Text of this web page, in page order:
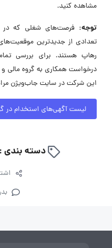
مشاهده کنید.
توجه: فرصت‌های شغلی که در
تعدادی از جدیدترین
رهاپ هستند. برای بررسی
درخواست همکاری به گروه مالی
این شرکت در سایت جاب‌ویژن
لیست آگهی‌های استخدام در
دسته بندی :